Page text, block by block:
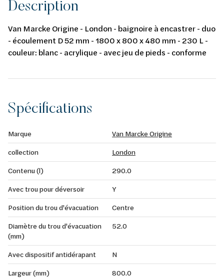
Description
Van Marcke Origine - London - baignoire à encastrer - duo
- écoulement D 52 mm - 1800 x 800 x 480 mm - 230 L -
couleur: blanc - acrylique - avec jeu de pieds - conforme
2010
Spécifications
Marque
Van Marcke Origine
collection
London
Contenu (l)
290.0
Avec trou pour déversoir
Y
Position du trou d'évacuation
Centre
Diamètre du trou d'évacuation
(mm)
52.0
Avec dispositif antidérapant
N
Largeur (mm)
800.0